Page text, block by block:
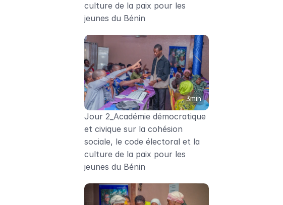
culture de la paix pour les
jeunes du Bénin
3min
Jour 2_Académie démocratique
et civique sur la cohésion
sociale, le code électoral et la
culture de la paix pour les
jeunes du Bénin